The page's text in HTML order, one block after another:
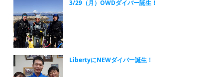
3/29（月）OWDダイバー誕生！
LibertyにNEWダイバー誕生！